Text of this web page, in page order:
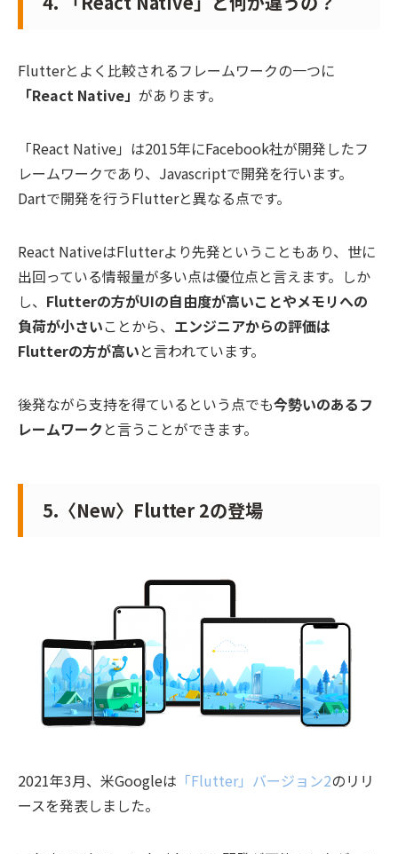
Flutterとよく比較されるフレームワークの一つに
「React Native」 があります。
「React Native」は2015年にFacebook社が開発したフ
レームワークであり、Javascriptで開発を行います。
Dartで開発を行うFlutterと異なる点です。
React NativeはFlutterより先発ということもあり、世に
出回っている情報量が多い点は優位点と言えます。しか
し、 Flutterの方がUIの自由度が高いことやメモリへの
負荷が小さいことから、 エンジニアからの評価は
Flutterの方が高いと言われています。
後発ながら支持を得ているという点でも今勢いのあるフ
レームワークと言うことができます。
5.〈New〉Flutter 2の登場
2021年3月、米Googleは 「Flutter」バージョン2のリリ
ースを発表しました。